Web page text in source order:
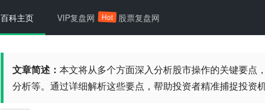
文章简述： 本文将从多个方面深入分析股市操作的关键要点
分析等。通过详细解析这些要点，帮助投资者精准捕捉投资
百科主页 VIP复盘网 Hot 股票复盘网